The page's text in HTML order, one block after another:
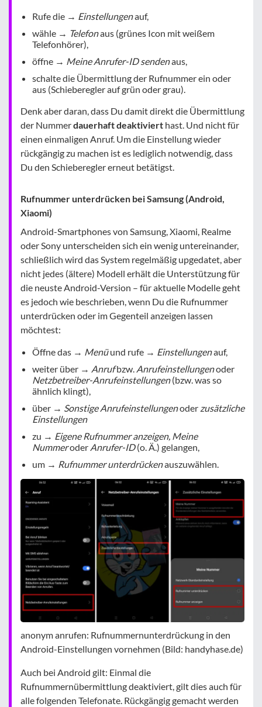
Rufe die → Einstellungenauf,
wähle → Telefonaus (grünes Icon mit weißem
Telefonhörer),
öffne → Meine Anrufer-ID sendenaus,
schalte die Übermittlung der Rufnummer ein oder
aus (Schieberegler auf grün oder grau).
Denk aber daran, dass Du damit direkt die Übermittlung
der Nummerdauerhaft deaktiviert hast. Und nicht für
einen einmaligen Anruf. Um die Einstellung wieder
rückgängig zu machen ist es lediglich notwendig, dass
Du den Schieberegler erneut betätigst.
Rufnummer unterdrücken bei Samsung (Android,
Xiaomi)
Android-Smartphones von Samsung, Xiaomi, Realme
oder Sony unterscheiden sich ein wenig untereinander,
schließlich wird das System regelmäßig upgedatet, aber
nicht jedes (ältere) Modell erhält die Unterstützung für
die neuste Android-Version – für aktuelle Modelle geht
es jedoch wie beschrieben, wenn Du die Rufnummer
unterdrücken oder im Gegenteil anzeigen lassen
möchtest:
Öffne das → Menüund rufe → Einstellungenauf,
weiter über → Anrufbzw. Anrufeinstellungenoder
Netzbetreiber-Anrufeinstellungen(bzw. was so
ähnlich klingt),
über → Sonstige Anrufeinstellungenoder zusätzliche
Einstellungen
zu → Eigene Rufnummer anzeigen, Meine
Nummeroder Anrufer-ID(o. Ä.) gelangen,
um → Rufnummer unterdrückenauszuwählen.
anonym anrufen: Rufnummernunterdrückung in den
Android-Einstellungen vornehmen (Bild: handyhase.de)
Auch bei Android gilt: Einmal die
Rufnummernübermittlung deaktiviert, gilt dies auch für
alle folgenden Telefonate. Rückgängig gemacht werden